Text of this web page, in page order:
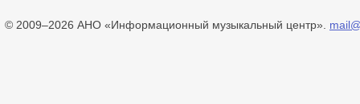
© 2009–2026 АНО «Информационный музыкальный центр».